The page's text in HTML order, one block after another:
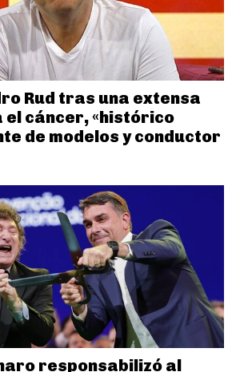
Rud tras una extensa
el cáncer, «histórico
de modelos y conductor
responsabilizó al